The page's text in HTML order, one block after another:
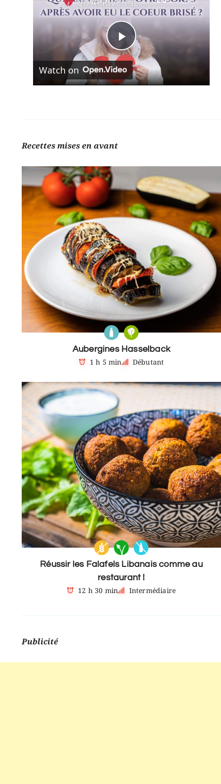
Play
Video
Watch on
Recettes mises en avant
Aubergines Hasselback
1 h 5 min
Débutant
Réussir les Falafels Libanais comme au
restaurant !
12 h 30 min
Intermédiaire
Publicité